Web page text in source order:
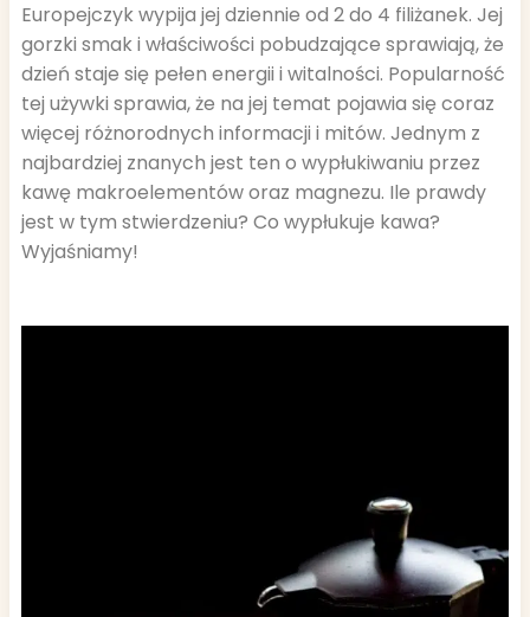
Europejczyk wypija jej dziennie od 2 do 4 filiżanek. Jej
gorzki smak i właściwości pobudzające sprawiają, że
dzień staje się pełen energii i witalności. Popularność
tej używki sprawia, że na jej temat pojawia się coraz
więcej różnorodnych informacji i mitów. Jednym z
najbardziej znanych jest ten o wypłukiwaniu przez
kawę makroelementów oraz magnezu. Ile prawdy
jest w tym stwierdzeniu? Co wypłukuje kawa?
Wyjaśniamy!